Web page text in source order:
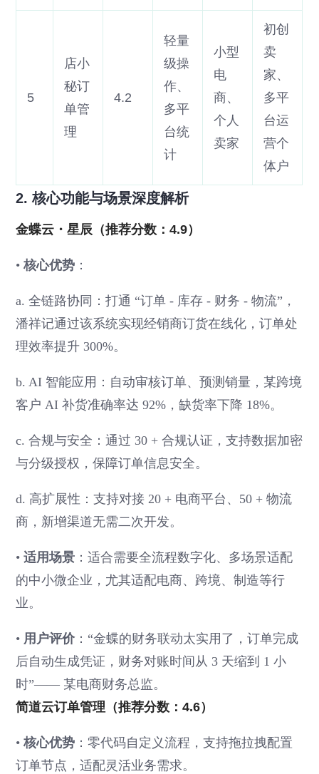
5
店小
秘订
单管
理
4.2
轻量
级操
作、
多平
台统
计
小型
电
商、
个人
卖家
初创
卖
家、
多平
台运
营个
体户
2. 核心功能与场景深度解析
金蝶云・星辰（推荐分数：4.9）
•核心优势 ：
a. 全链路协同：打通 “订单 - 库存 - 财务 - 物流”，
潘祥记通过该系统实现经销商订货在线化，订单处
理效率提升 300%。
b. AI 智能应用：自动审核订单、预测销量，某跨境
客户 AI 补货准确率达 92%，缺货率下降 18%。
c. 合规与安全：通过 30 + 合规认证，支持数据加密
与分级授权，保障订单信息安全。
d. 高扩展性：支持对接 20 + 电商平台、50 + 物流
商，新增渠道无需二次开发。
•适用场景 ：适合需要全流程数字化、多场景适配
的中小微企业，尤其适配电商、跨境、制造等行
业。
• 用户评价：“金蝶的财务联动太实用了，订单完成
后自动生成凭证，财务对账时间从 3 天缩到 1 小
时”—— 某电商财务总监。
简道云订单管理（推荐分数：4.6）
•核心优势 ：零代码自定义流程，支持拖拉拽配置
订单节点，适配灵活业务需求。